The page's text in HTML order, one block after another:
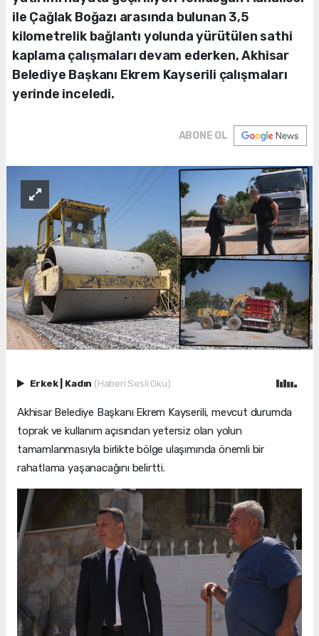
ile Çağlak Boğazı arasında bulunan 3,5
kilometrelik bağlantı yolunda yürütülen sathi
kaplama çalışmaları devam ederken, Akhisar
Belediye Başkanı Ekrem Kayserili çalışmaları
yerinde inceledi.
ABONE OL
Erkek Kadın (Haberi Sesli Oku)
Akhisar Belediye Başkanı Ekrem Kayserili, mevcut durumda
toprak ve kullanım açısından yetersiz olan yolun
tamamlanmasıyla birlikte bölge ulaşımında önemli bir
rahatlama yaşanacağını belirtti.